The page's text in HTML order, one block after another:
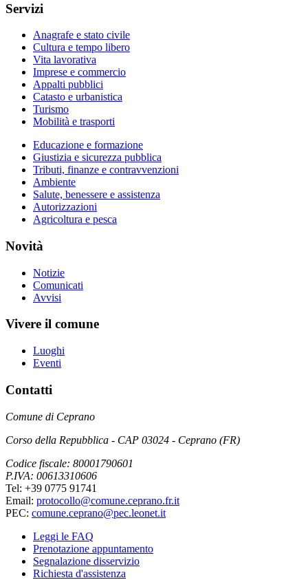
Servizi
Anagrafe e stato civile
Cultura e tempo libero
Vita lavorativa
Imprese e commercio
Appalti pubblici
Catasto e urbanistica
Turismo
Mobilità e trasporti
Educazione e formazione
Giustizia e sicurezza pubblica
Tributi, finanze e contravvenzioni
Ambiente
Salute, benessere e assistenza
Autorizzazioni
Agricoltura e pesca
Novità
Notizie
Comunicati
Avvisi
Vivere il comune
Luoghi
Eventi
Contatti
Comune di Ceprano
Corso della Repubblica - CAP 03024 - Ceprano (FR)
Codice fiscale: 80001790601
P.IVA: 00613310606
Tel: +39 0775 91741
Email: protocollo@comune.ceprano.fr.it
PEC: comune.ceprano@pec.leonet.it
Leggi le FAQ
Prenotazione appuntamento
Segnalazione disservizio
Richiesta d'assistenza